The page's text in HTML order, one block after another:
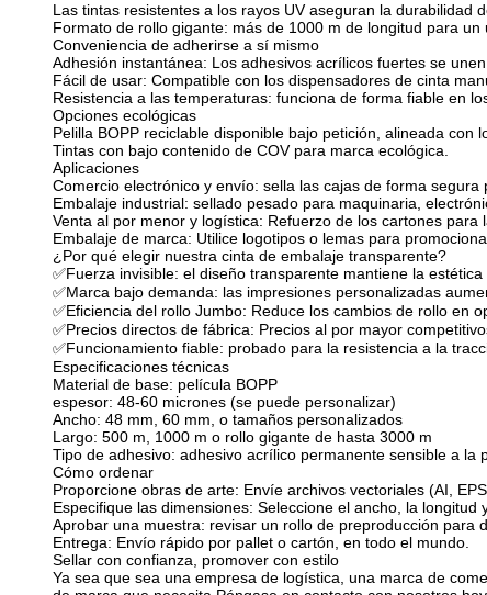
Las tintas resistentes a los rayos UV aseguran la durabilidad
Formato de rollo gigante: más de 1000 m de longitud para
Conveniencia de adherirse a sí mismo
Adhesión instantánea: Los adhesivos acrílicos fuertes se
Fácil de usar: Compatible con los dispensadores de cinta
Resistencia a las temperaturas: funciona de forma fiable en
Opciones ecológicas
Pelilla BOPP reciclable disponible bajo petición, alineada con
Tintas con bajo contenido de COV para marca ecológica.
Aplicaciones
Comercio electrónico y envío: sella las cajas de forma
Embalaje industrial: sellado pesado para maquinaria,
Venta al por menor y logística: Refuerzo de los cartones
Embalaje de marca: Utilice logotipos o lemas para
¿Por qué elegir nuestra cinta de embalaje transparente?
✅Fuerza invisible: el diseño transparente mantiene la
✅Marca bajo demanda: las impresiones personalizadas
✅Eficiencia del rollo Jumbo: Reduce los cambios de rollo en
✅Precios directos de fábrica: Precios al por mayor
✅Funcionamiento fiable: probado para la resistencia a la
Especificaciones técnicas
Material de base: película BOPP
espesor: 48-60 micrones (se puede personalizar)
Ancho: 48 mm, 60 mm, o tamaños personalizados
Largo: 500 m, 1000 m o rollo gigante de hasta 3000 m
Tipo de adhesivo: adhesivo acrílico permanente sensible a la
Cómo ordenar
Proporcione obras de arte: Envíe archivos vectoriales (AI,
Especifique las dimensiones: Seleccione el ancho, la longitud
Aprobar una muestra: revisar un rollo de preproducción para
Entrega: Envío rápido por pallet o cartón, en todo el mundo.
Sellar con confianza, promover con estilo
Ya sea que sea una empresa de logística, una marca de